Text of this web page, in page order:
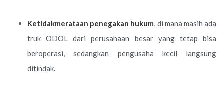
Ketidakmerataan penegakan hukum, di mana masih ada
truk ODOL dari perusahaan besar yang tetap bisa
beroperasi, sedangkan pengusaha kecil langsung
ditindak.